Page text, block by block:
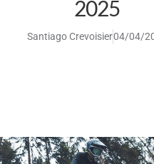
2025
Santiago Crevoisier04/04/